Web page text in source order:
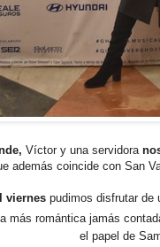
Víctor y una servidora
además coincide con San
viernes pudimos disfrutar de
más romántica jamás
el papel de